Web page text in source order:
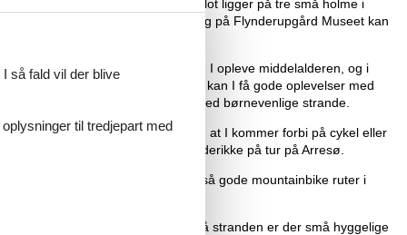
Hamlet, Frederiksborg Slot ligger på tre små holme i
historiske aktiviteter for børn, og på Flynderupgård Museet kan
og voksne. I Esrum Kloster kan I opleve middelalderen, og i
bassinerne på Hundested Havn kan I få gode oplevelser med
de store skove og skønne dage ved børnevenlige strande.
søer og dejlige stier venter på, at I kommer forbi på cykel eller
og I kan tage med M/S Frederikke på tur på Arresø.
der er rig på dyreliv. Der er også gode mountainbike ruter i
og handicapvenlig strand. På stranden er der små hyggelige
så fald vil der blive
til tredjepart med